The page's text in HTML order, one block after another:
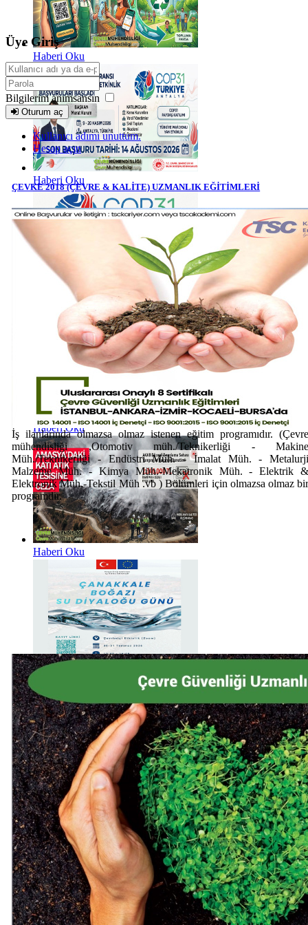
Haberi Oku
Haberi Oku
Haberi Oku
Haberi Oku
Haberi Oku
Haberi Oku
Haberi Oku
Üye Giriş
Bilgilerim anımsansın
Oturum aç
Kullanıcı adımı unuttum.
Hesap açın
ÇEVKE 2018 (ÇEVRE & KALİTE) UZMANLIK EĞİTİMLERİ
İş ilanlarında olmazsa olmaz istenen eğitim programıdır.
mühendisliği ,Otomotiv müh./Teknikerliği -
Müh./Teknikerliği - Endüstri Müh. - İmalat Müh. -
Malzeme Müh. - Kimya Müh.-Mekatronik Müh. - Elektrik
Elektronik Müh.-Tekstil Müh .vb ) Bölümleri için olmazsa olmaz
programdır.